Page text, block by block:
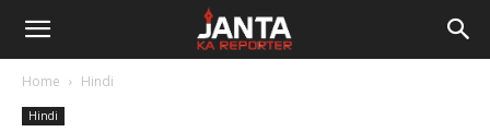
Janta
Home Hindi
Hindi